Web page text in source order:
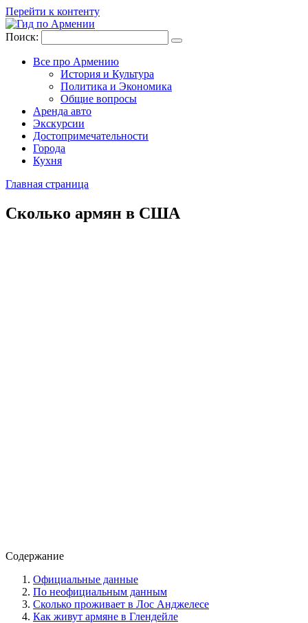
Перейти к контенту
Поиск:
Все про Армению
История и Культура
Политика и Экономика
Общие вопросы
Аренда авто
Экскурсии
Достопримечательности
Города
Кухня
Главная страница
Сколько армян в США
Содержание
Официальные данные
По неофициальным данным
Сколько проживает в Лос Анджелесе
Как живут армяне в Глендейле